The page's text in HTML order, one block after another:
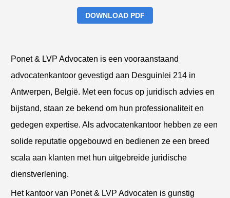
DOWNLOAD PDF
Ponet & LVP Advocaten is een vooraanstaand
advocatenkantoor gevestigd aan Desguinlei 214 in
Antwerpen, België. Met een focus op juridisch advies en
bijstand, staan ze bekend om hun professionaliteit en
gedegen expertise. Als advocatenkantoor hebben ze een
solide reputatie opgebouwd en bedienen ze een breed
scala aan klanten met hun uitgebreide juridische
dienstverlening.
Het kantoor van Ponet & LVP Advocaten is gunstig